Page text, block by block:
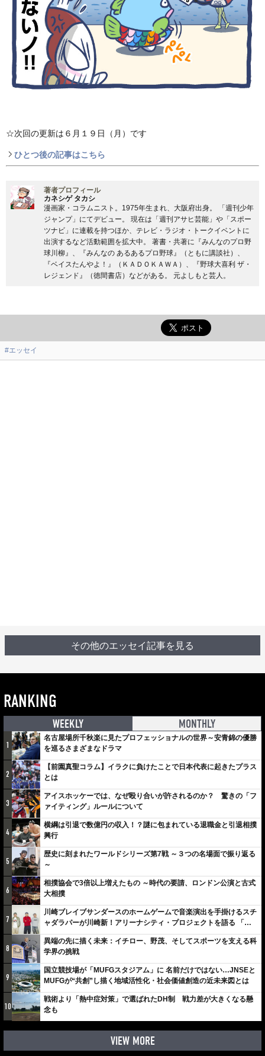
☆次回の更新は６月１９日（月）です
ひとつ後の記事はこちら
著者プロフィール
カネシゲ タカシ
漫画家・コラムニスト。1975年生まれ、大阪府出身。 「週刊少年
ジャンプ」にてデビュー。 現在は「週刊アサヒ芸能」や「スポー
ツナビ」に連載を持つほか、テレビ・ラジオ・トークイベントに
出演するなど活動範囲を拡大中。 著書・共著に『みんなのプロ野
球川柳』、『みんなの あるあるプロ野球』（ともに講談社）、
『ベイスたんやよ！』（ＫＡＤＯＫＡＷＡ）、『野球大喜利 ザ・
レジェンド』（徳間書店）などがある。 元よしもと芸人。
#エッセイ
その他のエッセイ記事を見る
RANKING
WEEKLY MONTHLY
1
名古屋場所千秋楽に見たプロフェッショナルの世界～安青錦の優勝
を巡るさまざまなドラマ
2
【前園真聖コラム】イラクに負けたことで日本代表に起きたプラス
とは
3
アイスホッケーでは、なぜ殴り合いが許されるのか？ 驚きの「フ
ァイティング」ルールについて
4
横綱は引退で数億円の収入！？謎に包まれている退職金と引退相撲
興行
5
歴史に刻まれたワールドシリーズ第7戦 ～３つの名場面で振り返る
～
6
相撲協会で3倍以上増えたもの ～時代の要請、ロンドン公演と古式
大相撲
7
川崎ブレイブサンダースのホームゲームで音楽演出を手掛けるスチ
ャダラパーが川崎新！アリーナシティ・プロジェクトを語る 「楽
しみでしかないでしょ。川崎は、ずっと成長曲線だから」
8
異端の先に描く未来：イチロー、野茂、そしてスポーツを支える科
学界の挑戦
9
国立競技場が「MUFGスタジアム」に 名前だけではない…JNSEと
MUFGが“共創”し描く地域活性化・社会価値創造の近未来図とは
10
戦術より「熱中症対策」で選ばれたDH制 戦力差が大きくなる懸
念も
VIEW MORE